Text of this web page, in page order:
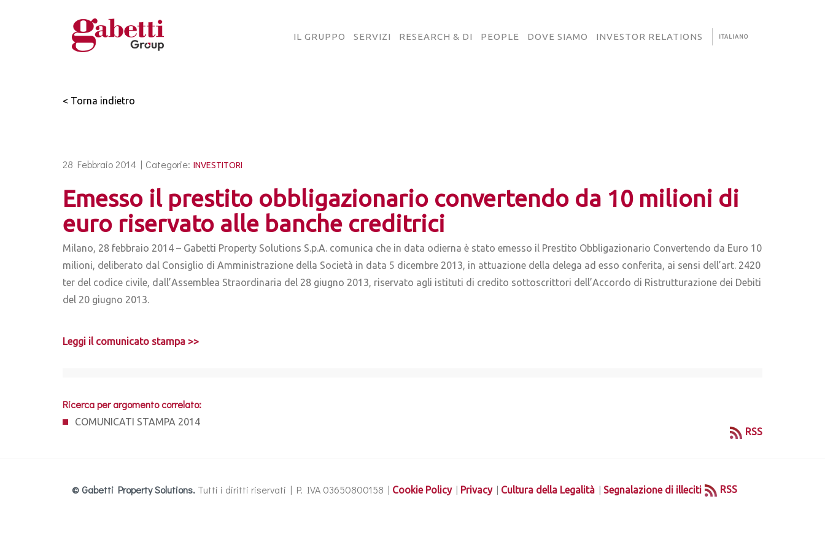
IL GRUPPO SERVIZI RESEARCH & DI PEOPLE DOVE SIAMO INVESTOR RELATIONS ITALIANO
< Torna indietro
28 Febbraio 2014 | Categorie: INVESTITORI
Emesso il prestito obbligazionario convertendo da 10 milioni di
euro riservato alle banche creditrici
Milano, 28 febbraio 2014 – Gabetti Property Solutions S.p.A. comunica che in data odierna è stato emesso il Prestito Obbligazionario Convertendo da Euro 10
milioni, deliberato dal Consiglio di Amministrazione della Società in data 5 dicembre 2013, in attuazione della delega ad esso conferita, ai sensi dell’art. 2420
ter del codice civile, dall’Assemblea Straordinaria del 28 giugno 2013, riservato agli istituti di credito sottoscrittori dell’Accordo di Ristrutturazione dei Debiti
del 20 giugno 2013.
Leggi il comunicato stampa >>
Ricerca per argomento correlato:
COMUNICATI STAMPA 2014
RSS
© Gabetti Property Solutions. Tutti i diritti riservati | P. IVA 03650800158 | Cookie Policy| Privacy| Cultura della Legalità | Segnalazione di illeciti RSS